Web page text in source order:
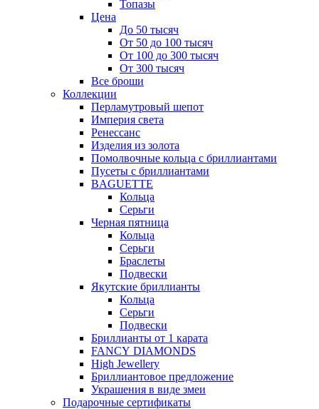
Топазы
Цена
До 50 тысяч
От 50 до 100 тысяч
От 100 до 300 тысяч
От 300 тысяч
Все броши
Коллекции
Перламутровый шепот
Империя света
Ренессанс
Изделия из золота
Помолвочные кольца с бриллиантами
Пусеты с бриллиантами
BAGUETTE
Кольца
Серьги
Черная пятница
Кольца
Серьги
Браслеты
Подвески
Якутские бриллианты
Кольца
Серьги
Подвески
Бриллианты от 1 карата
FANCY DIAMONDS
High Jewellery
Бриллиантовое предложение
Украшения в виде змеи
Подарочные сертификаты